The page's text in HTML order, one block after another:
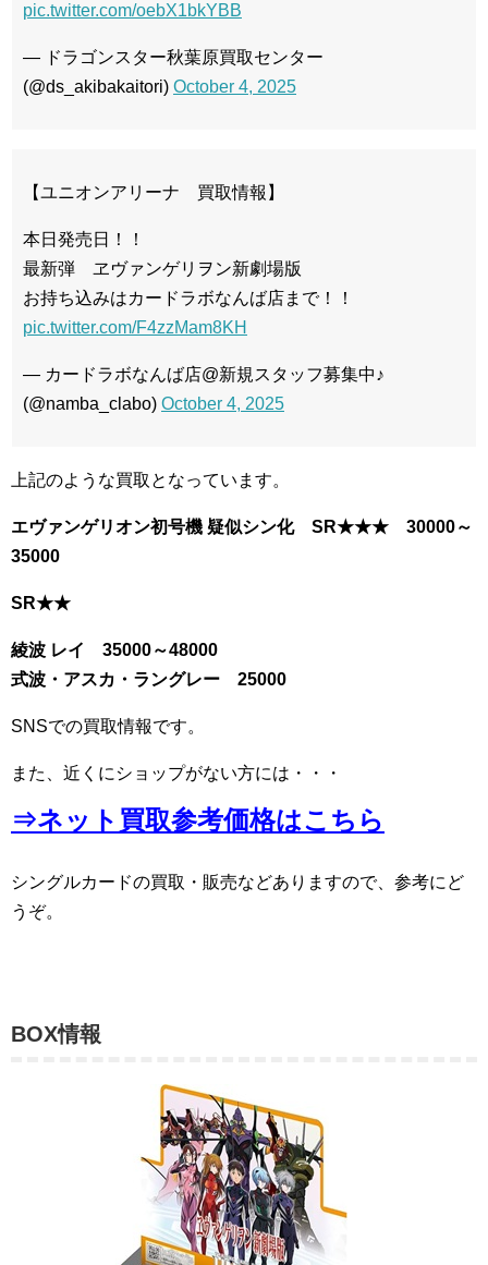
pic.twitter.com/oebX1bkYBB
— ドラゴンスター秋葉原買取センター
(@ds_akibakaitori) October 4, 2025
【ユニオンアリーナ 買取情報】
本日発売日！！
最新弾 ヱヴァンゲリヲン新劇場版
お持ち込みはカードラボなんば店まで！！
pic.twitter.com/F4zzMam8KH
— カードラボなんば店@新規スタッフ募集中♪
(@namba_clabo) October 4, 2025
上記のような買取となっています。
エヴァンゲリオン初号機 疑似シン化 SR★★★ 30000～
35000
SR★★
綾波 レイ 35000～48000
式波・アスカ・ラングレー 25000
SNSでの買取情報です。
また、近くにショップがない方には・・・
⇒ネット買取参考価格はこちら
シングルカードの買取・販売などありますので、参考にど
うぞ。
BOX情報